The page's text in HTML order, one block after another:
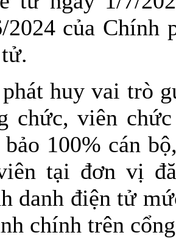
2024 của Chính
huy vai trò
chức, viên
100% cán
tại đơn vị
danh điện tử
chính trên